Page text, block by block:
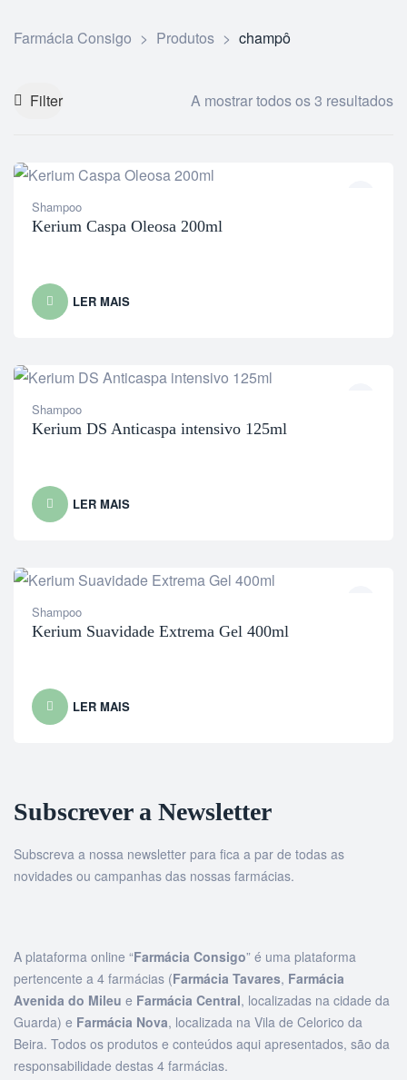
Farmácia Consigo > Produtos > champô
Filter A mostrar todos os 3 resultados
Shampoo
Kerium Caspa Oleosa 200ml
LER MAIS
Shampoo
Kerium DS Anticaspa intensivo 125ml
LER MAIS
Shampoo
Kerium Suavidade Extrema Gel 400ml
LER MAIS
Subscrever a Newsletter
Subscreva a nossa newsletter para fica a par de todas as
novidades ou campanhas das nossas farmácias.
A plataforma online “Farmácia Consigo” é uma plataforma
pertencente a 4 farmácias (Farmácia Tavares, Farmácia
Avenida do Mileu e Farmácia Central, localizadas na cidade da
Guarda) e Farmácia Nova, localizada na Vila de Celorico da
Beira. Todos os produtos e conteúdos aqui apresentados, são da
responsabilidade destas 4 farmácias.